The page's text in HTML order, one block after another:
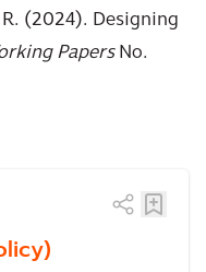
(2024). Designing
PapersNo.